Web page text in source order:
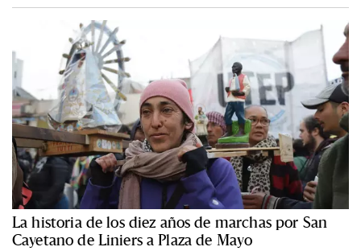
La historia de los diez años de marchas por San
Cayetano de Liniers a Plaza de Mayo